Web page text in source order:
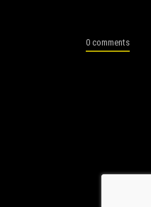
0 comments